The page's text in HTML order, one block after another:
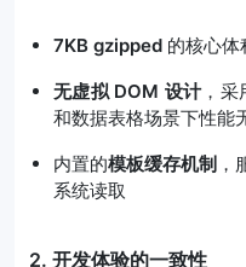
7KB gzipped 的核心体
无虚拟 DOM 设计，采
和数据表格场景下性能
内置的模板缓存机制 ，
系统读取
2. 开发体验的一致性